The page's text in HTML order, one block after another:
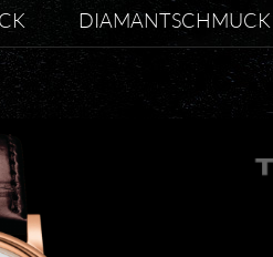
DIAMANTSCHMUCK